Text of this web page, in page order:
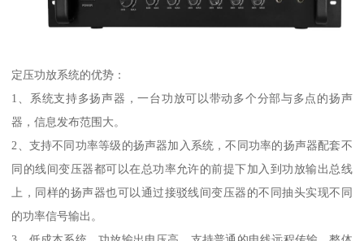
定压功放系统的优势：
1、系统支持多扬声器，一台功放可以带动多个分部与多点的扬声
器，信息发布范围大。
2、支持不同功率等级的扬声器加入系统，不同功率的扬声器配套不
同的线间变压器都可以在总功率允许的前提下加入到功放输出总线
上，同样的扬声器也可以通过接驳线间变压器的不同抽头实现不同
的功率信号输出。